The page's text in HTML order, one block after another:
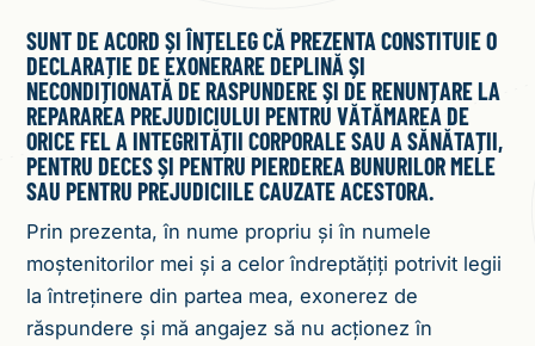
SUNT DE ACORD ȘI ÎNȚELEG CĂ PREZENTA CONSTITUIE O
DECLARAȚIE DE EXONERARE DEPLINĂ ȘI
NECONDIȚIONATĂ DE RASPUNDERE ȘI DE RENUNȚARE LA
REPARAREA PREJUDICIULUI PENTRU VĂTĂMAREA DE
ORICE FEL A INTEGRITĂȚII CORPORALE SAU A SĂNĂTAȚII,
PENTRU DECES ȘI PENTRU PIERDEREA BUNURILOR MELE
SAU PENTRU PREJUDICIILE CAUZATE ACESTORA.
Prin prezenta, în nume propriu și în numele
moștenitorilor mei și a celor îndreptățiți potrivit legii
la întreținere din partea mea, exonerez de
răspundere și mă angajez să nu acționez în